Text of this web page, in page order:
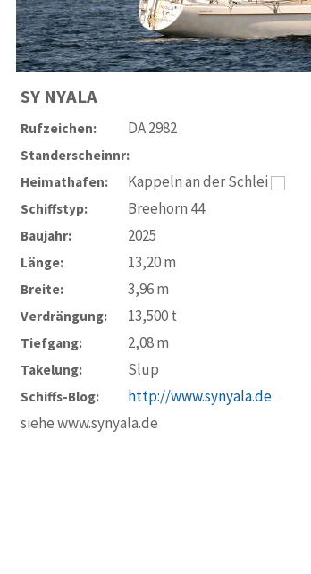
SY NYALA
Rufzeichen: DA 2982
Standerscheinnr:
Heimathafen:
Kappeln an der Schlei
Schiffstyp: Breehorn 44
Baujahr: 2025
Länge: 13,20m
Breite: 3,96m
Verdrängung: 13,500t
Tiefgang: 2,08m
Takelung: Slup
Schiffs-Blog:
http://www.synyala.de
siehe www.synyala.de